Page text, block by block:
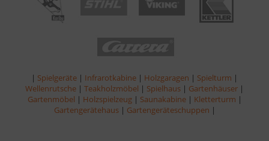
| Spielgeräte | Infrarotkabine | Holzgaragen | Spielturm |
Wellenrutsche | Teakholzmöbel | Spielhaus | Gartenhäuser |
Gartenmöbel | Holzspielzeug | Saunakabine | Kletterturm |
Gartengerätehaus | Gartengeräteschuppen |